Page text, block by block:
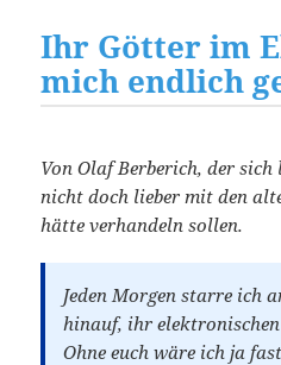
Ihr Götter im
mich endlich
Von Olaf Berberich, der
nicht doch lieber mit den
hätte verhandeln sollen.
Jeden Morgen starre ich
hinauf, ihr
Ohne euch wäre ich ja